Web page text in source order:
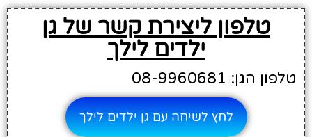
טלפון ליצירת קשר של גן
ילדים לילך
טלפון הגן: 08-9960681
לחץ לשיחה עם גן ילדים לילך